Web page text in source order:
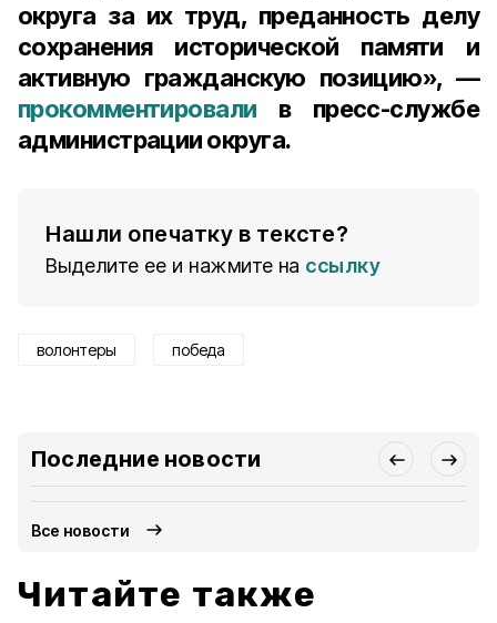
округа за их труд, преданность делу
сохранения исторической памяти и
активную гражданскую позицию», —
прокомментировали в пресс-службе
администрации округа.
Нашли опечатку в тексте?
Выделите ее и нажмите на ссылку
волонтеры победа
Последние новости
Все новости
Читайте также